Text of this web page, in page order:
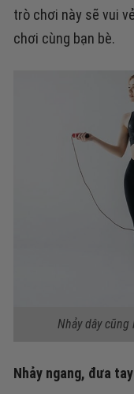
trò chơi này sẽ vui
chơi cùng bạn bè.
Nhảy dây
Nhảy ngang, đưa